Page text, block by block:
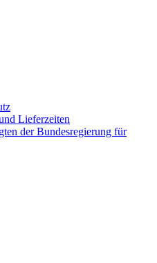
Lieferzeiten
der Bundesregierung für